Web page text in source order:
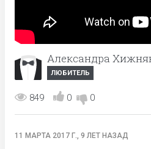
Александра
ЛЮБИТЕЛЬ
849 0 0
11 МАРТА 2017 Г., 9 ЛЕТ НАЗАД